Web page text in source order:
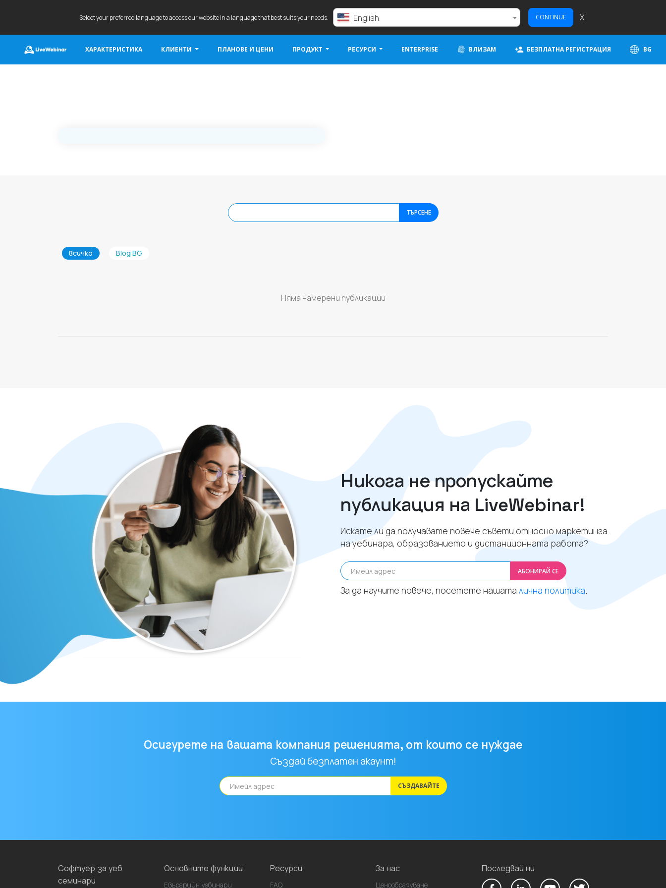
Select your preferred language to access our website in a language that best suits your needs. English CONTINUE X
ХАРАКТЕРИСТИКА КЛИЕНТИ ПЛАНОВЕ И ЦЕНИ ПРОДУКТ РЕСУРСИ ENTERPRISE ВЛИЗАМ БЕЗПЛАТНА РЕГИСТРАЦИЯ BG
ТЪРСЕНЕ
всичко Blog BG
Няма намерени публикации
Никога не пропускайте
публикация на LiveWebinar!
Искате ли да получавате повече съвети относно маркетинга
на уебинара, образованието и дистанционната работа?
Имейл адрес АБОНИРАЙ СЕ
За да научите повече, посетете нашата лична политика.
Осигурете на вашата компания решенията, от които се нуждае
Създай безплатен акаунт!
СЪЗДАВАЙТЕ
Софтуер за уеб
семинари
Основните функции
Евъргрийн уебинари
Ресурси
FAQ
За нас
Ценообразуване
Последвай ни